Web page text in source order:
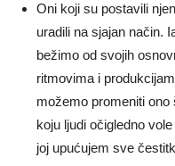
Oni koji su postavili
uradili na sjajan način.
bežimo od svojih
ritmovima i
možemo promeniti
koju ljudi očigledno
joj upućujem sve